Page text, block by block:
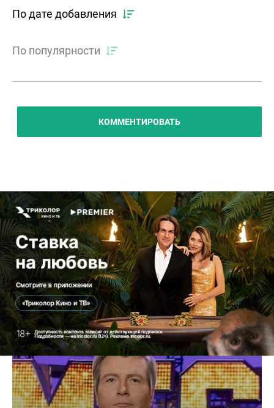
По дате добавления
По популярности
КОММЕНТИРОВАТЬ
Самое популярное
за неделю